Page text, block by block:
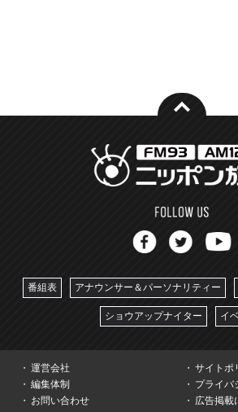
番組表 アナウンサー＆パーソナリティー
ショウアップナイター イ
運営会社
サイトポ
編集体制
プライバ
お問い合わせ
広告掲載